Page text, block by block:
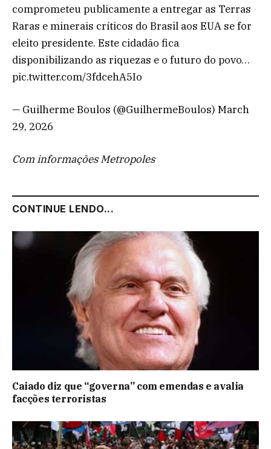
comprometeu publicamente a entregar as Terras
Raras e minerais críticos do Brasil aos EUA se for
eleito presidente. Este cidadão fica
disponibilizando as riquezas e o futuro do povo…
pic.twitter.com/3fdcehA5Io
— Guilherme Boulos (@GuilhermeBoulos) March
29, 2026
Com informações Metropoles
CONTINUE LENDO...
Caiado diz que “governa” com emendas e avalia
facções terroristas